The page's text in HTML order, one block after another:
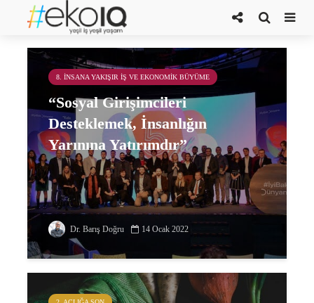
Kale Grup
8. İNSANA YAKIŞIR İŞ VE EKONOMIK BÜYÜME
“Sosyal Girişimcileri
Desteklemek, İnsanlığın
Yarınına Yatırımdır”
Dr. Barış Doğru 14 Ocak 2022